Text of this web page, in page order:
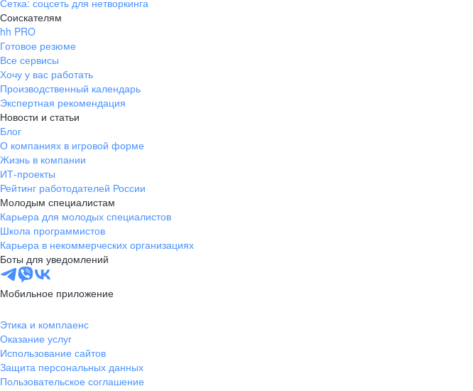
Сетка: соцсеть для нетворкинга
Соискателям
hh PRO
Готовое резюме
Все сервисы
Хочу у вас работать
Производственный календарь
Экспертная рекомендация
Новости и статьи
Блог
О компаниях в игровой форме
Жизнь в компании
ИТ-проекты
Рейтинг работодателей России
Молодым специалистам
Карьера для молодых специалистов
Школа программистов
Карьера в некоммерческих организациях
Боты для уведомлений
Мобильное приложение
Этика и комплаенс
Оказание услуг
Использование сайтов
Защита персональных данных
Пользовательское соглашение